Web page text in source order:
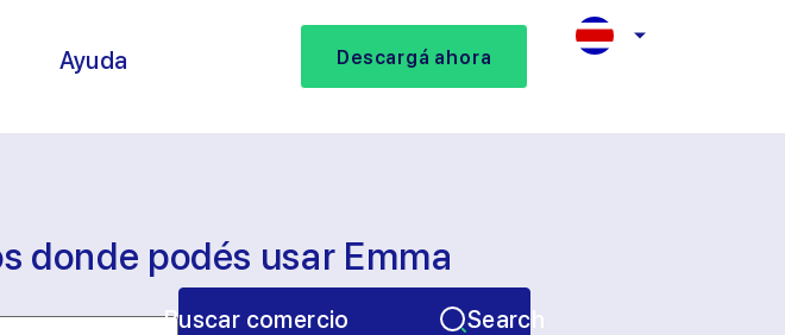
Ayuda Descargá ahora
donde podés usar Emma
Buscar comercio Search